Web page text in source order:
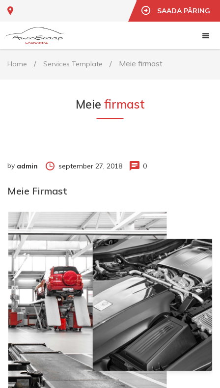
SAADA PÄRING
Home / Services Template / Meie firmast
Meie firmast
by admin september 27, 2018 0
Meie Firmast